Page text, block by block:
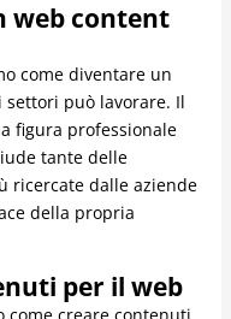
web content
come diventare un
può lavorare. Il
figura professionale
tante delle
ricercate dalle aziende
della propria
per il web